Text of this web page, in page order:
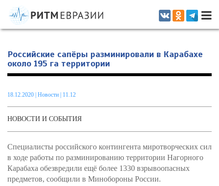
Информационно-аналитическое издание, посвященное актуальным
проблемам интеграции на постсоветском пространстве
Российские сапёры разминировали в Карабахе
около 195 га территории
18.12.2020 Новости | 11.12
НОВОСТИ И СОБЫТИЯ
Специалисты российского контингента миротворческих сил
в ходе работы по разминированию территории Нагорного
Карабаха обезвредили ещё более 1330 взрывоопасных
предметов, сообщили в Минобороны России.